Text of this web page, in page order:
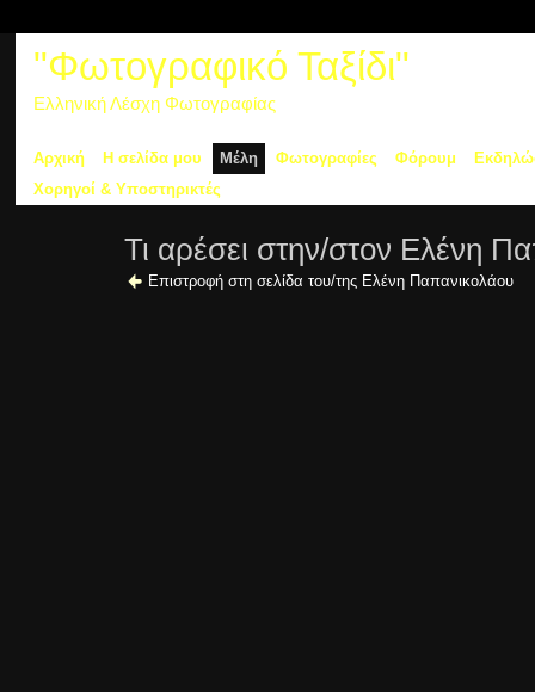
"Φωτογραφικό Ταξίδι"
Ελληνική Λέσχη Φωτογραφίας
Αρχική Η σελίδα μου Μέλη Φωτογραφίες Φόρουμ
Χορηγοί & Υποστηρικτές
Τι αρέσει στην/στον Ελένη
Επιστροφή στη σελίδα του/της Ελένη Παπανικολάου